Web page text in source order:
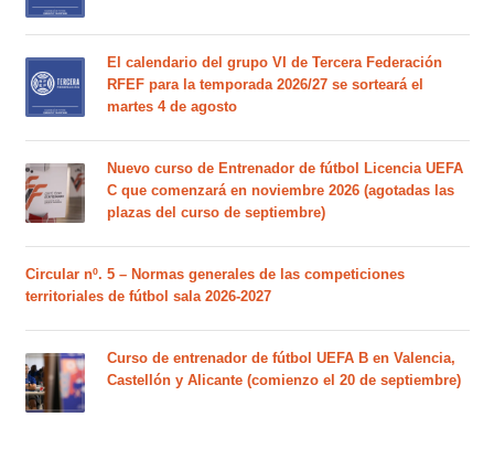
El calendario del grupo VI de Tercera Federación
RFEF para la temporada 2026/27 se sorteará el
martes 4 de agosto
Nuevo curso de Entrenador de fútbol Licencia UEFA
C que comenzará en noviembre 2026 (agotadas las
plazas del curso de septiembre)
Circular nº. 5 – Normas generales de las competiciones
territoriales de fútbol sala 2026-2027
Curso de entrenador de fútbol UEFA B en Valencia,
Castellón y Alicante (comienzo el 20 de septiembre)